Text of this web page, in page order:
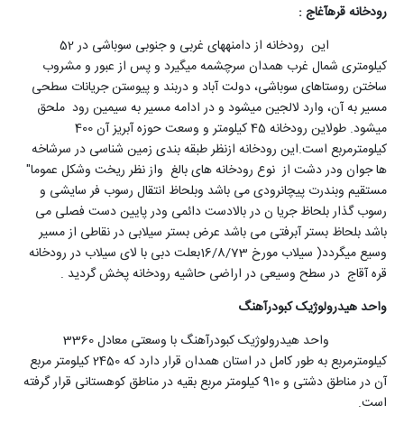
رودخانه قره‎آغاج :
این رودخانه از دامنه‎های غربی و جنوبی سوباشی در 52
کیلومتری شمال غرب همدان سرچشمه می‎گیرد و پس از عبور و مشروب
ساختن روستاهای سوباشی، دولت آباد و دربند و پیوستن جریانات سطحی
مسیر به آن، وارد لالجین می‎شود و در ادامه مسیر به سیمین رود ملحق
می‎شود. طول‏این رودخانه 45 کیلومتر و وسعت حوزه ‏آبریز آن 400
کیلومتر‏مربع است.این رودخانه ازنظر طبقه بندی زمین شناسی در سرشاخه
ها جوان ودر دشت از نوع رودخانه های بالغ واز نظر ریخت وشکل عموما"
مستقیم وبندرت پیچانرودی می باشد وبلحاظ انتقال رسوب فر سایشی و
رسوب گذار بلحاظ جریا ن در بالادست دائمی ودر پایین دست فصلی می
باشد بلحاظ بستر آبرفتی می باشد عرض بستر سیلابی در نقاطی از مسیر
وسیع میگردد( سیلاب مورخ 16/8/73بعلت دبی با لای سیلاب در رودخانه
قره آقاج در سطح وسیعی در اراضی حاشیه رودخانه پخش گردید .
واحد هیدرولوژیک کبودرآهنگ
واحد هیدرولوژیک کبودرآهنگ با وسعتی معادل 3360
کیلومترمربع به طور کامل در استان همدان قرار دارد که 2450 کیلومتر مربع
آن در مناطق دشتی و 910 کیلومتر مربع بقیه در مناطق کوهستانی قرار گرفته
است.